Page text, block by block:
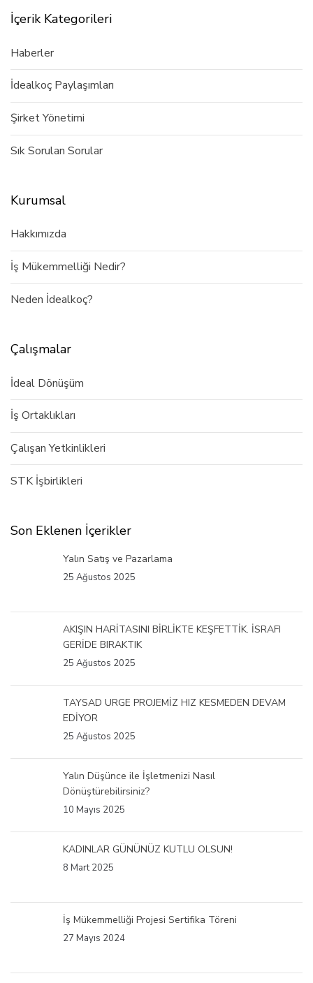
İçerik Kategorileri
Haberler
İdealkoç Paylaşımları
Şirket Yönetimi
Sık Sorulan Sorular
Kurumsal
Hakkımızda
İş Mükemmelliği Nedir?
Neden İdealkoç?
Çalışmalar
İdeal Dönüşüm
İş Ortaklıkları
Çalışan Yetkinlikleri
STK İşbirlikleri
Son Eklenen İçerikler
Yalın Satış ve Pazarlama
25 Ağustos 2025
AKIŞIN HARİTASINI BİRLİKTE KEŞFETTİK. İSRAFI
GERİDE BIRAKTIK
25 Ağustos 2025
TAYSAD URGE PROJEMİZ HIZ KESMEDEN DEVAM
EDİYOR
25 Ağustos 2025
Yalın Düşünce ile İşletmenizi Nasıl
Dönüştürebilirsiniz?
10 Mayıs 2025
KADINLAR GÜNÜNÜZ KUTLU OLSUN!
8 Mart 2025
İş Mükemmelliği Projesi Sertifika Töreni
27 Mayıs 2024